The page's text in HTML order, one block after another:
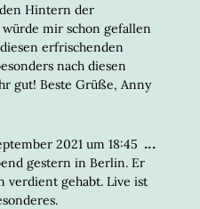
Hintern der
würde mir schon gefallen
erfrischenden
nach diesen
gut! Beste Grüße, Anny
2021 um 18:45
gestern in Berlin. Er
verdient gehabt. Live ist
...DIESE